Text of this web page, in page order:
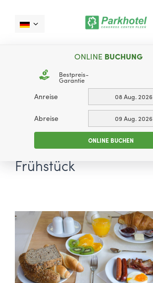
ONLINE BUCHUNG
Bestpreis-
Garantie
Anreise 08 Aug. 2026
Abreise 09 Aug. 2026
ONLINE BUCHEN
Frühstück